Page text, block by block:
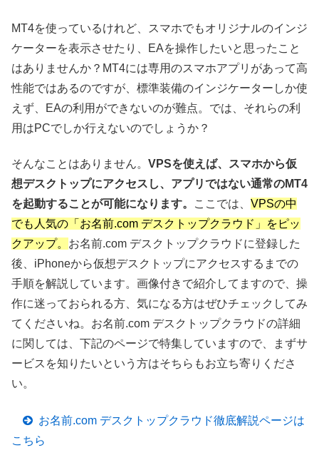
MT4を使っているけれど、スマホでもオリジナルのインジ
ケーターを表示させたり、EAを操作したいと思ったこと
はありませんか？MT4には専用のスマホアプリがあって高
性能ではあるのですが、標準装備のインジケーターしか使
えず、EAの利用ができないのが難点。では、それらの利
用はPCでしか行えないのでしょうか？
そんなことはありません。 VPSを使えば、スマホから仮
想デスクトップにアクセスし、アプリではない通常のMT4
を起動することが可能になります。
ここでは、 VPSの中
でも人気の「お名前.com デスクトップクラウド」をピッ
クアップ。 お名前.com デスクトップクラウドに登録した
後、iPhoneから仮想デスクトップにアクセスするまでの
手順を解説しています。画像付きで紹介してますので、操
作に迷っておられる方、気になる方はぜひチェックしてみ
てくださいね。お名前.com デスクトップクラウドの詳細
に関しては、下記のページで特集していますので、まずサ
ービスを知りたいという方はそちらもお立ち寄りくださ
い。
お名前.com デスクトップクラウド徹底解説ページは
こちら